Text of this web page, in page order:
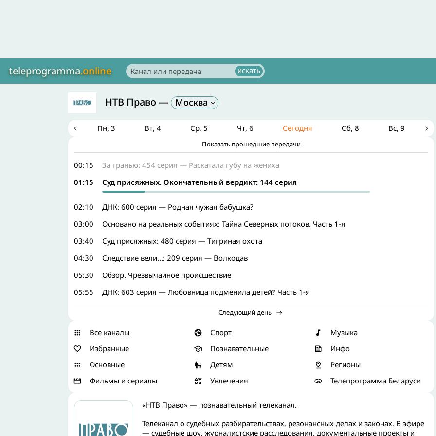
teleprogramma.online
НТВ Право — Москва
Пн 3 Вт 4 Ср 5 Чт 6 Сегодня Сб 8 Вс 9
Показать прошедшие передачи
00:15
За гранью: 454 серия — Раскатала губу на жениха
01:15
Суд присяжных. Окончательный вердикт: 144 серия
02:10
ДНК: 600 серия — Родная чужая бабушка?
03:00
Основано на реальных событиях: Тайна Северных потоков. Часть 1-я
03:40
Суд присяжных: 480 серия — Тигриная охота
04:30
Следствие вели...: 209 серия — Волкодав
05:30
Обзор. Чрезвычайное происшествие
05:55
ДНК: 603 серия — Любовница подменила детей? Часть 1-я
Следующий день
Все каналы
Избранные
Основные
Фильмы и сериалы
Спорт
Познавательные
Детям
Увлечения
Музыка
Инфо
Регионы
Телепрограмма Беларуси
«НТВ Право» — познавательный телеканал.
Телеканал о судебных разбирательствах, резонансных делах и законах. В эфире
— судебные шоу, журналистские расследования, документальные проекты и